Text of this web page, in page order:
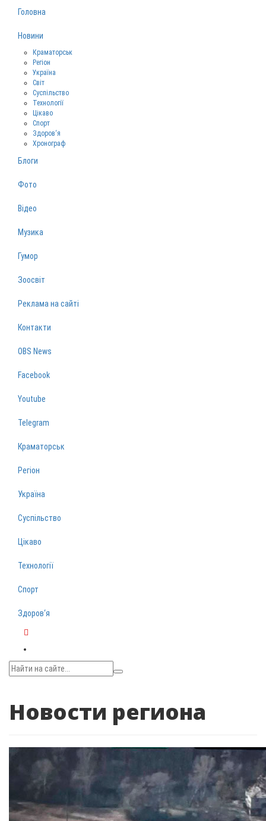
Головна
Новини
Краматорськ
Регіон
Україна
Світ
Суспільство
Технології
Цікаво
Спорт
Здоров‘я
Хронограф
Блоги
Фото
Відео
Музика
Гумор
Зоосвіт
Реклама на сайті
Контакти
OBS News
Facebook
Youtube
Telegram
Краматорськ
Регіон
Україна
Суспільство
Цікаво
Технології
Спорт
Здоров‘я
Новости региона